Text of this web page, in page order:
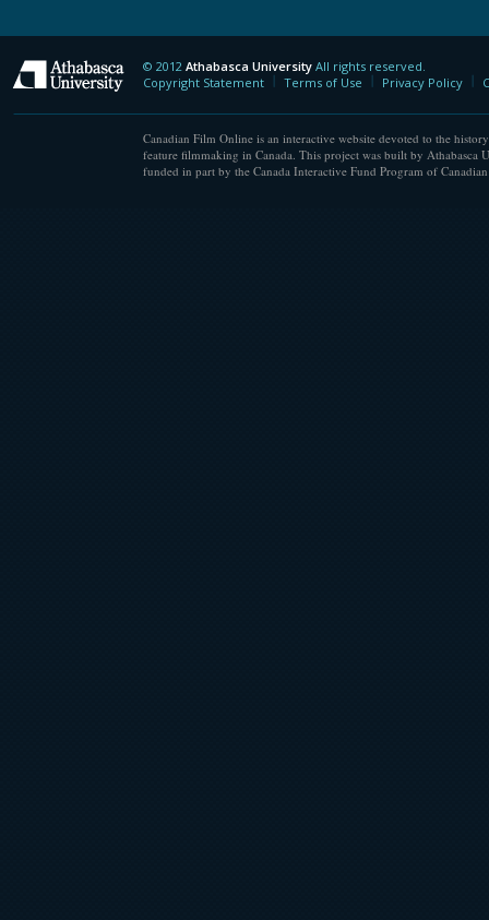
Athabasca University
© 2012 Athabasca University All rights reserved.
Copyright Statement
Terms of Use Privacy Policy
Canadian Film Online is an interactive website devoted to the
feature filmmaking in Canada. This project was built by Athabasca
funded in part by the Canada Interactive Fund Program of